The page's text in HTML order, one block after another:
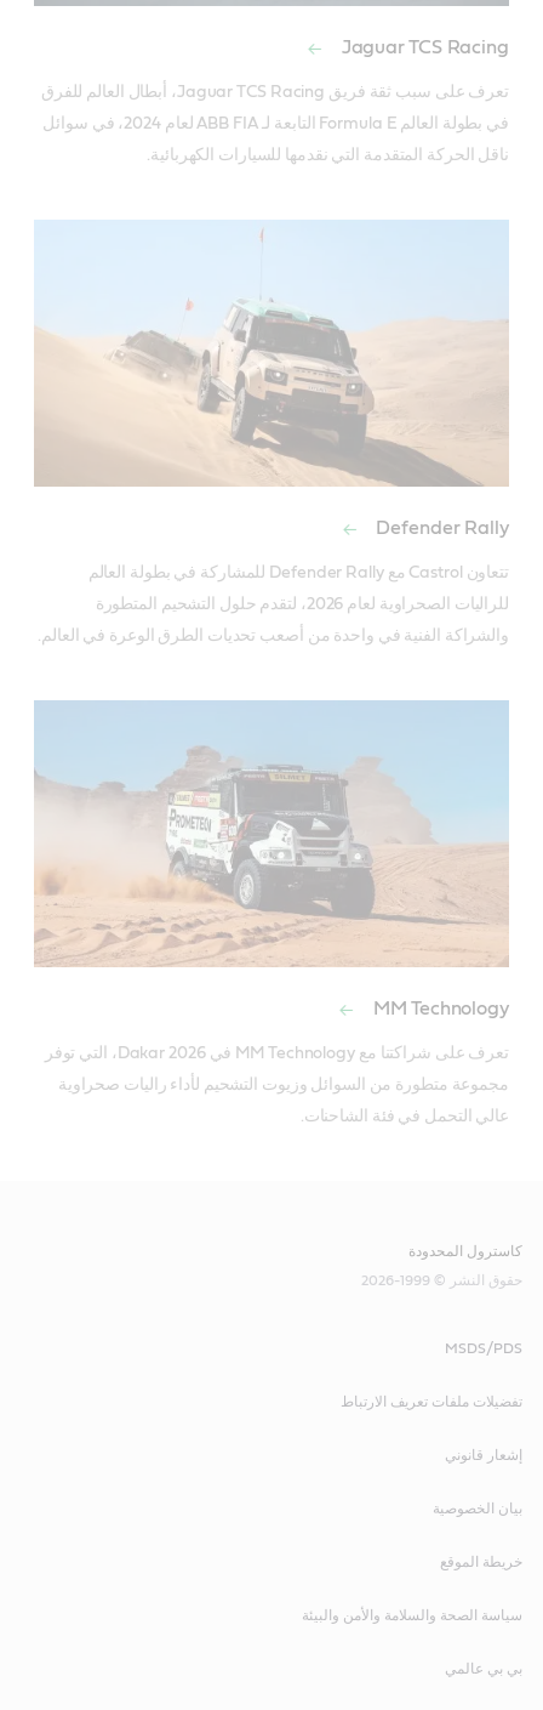
Jaguar TCS Racing
ناقل الحركة المتقدمة التي نقدمها للسيارات الكهربائية.
Defender Rally
والشراكة الفنية في واحدة من أصعب تحديات الطرق الوعرة في العالم.
MM Technology
عالي التحمل في فئة الشاحنات.
كاسترول المحدودة
حقوق النشر © 1999-2026
MSDS/PDS
تفضيلات ملفات تعريف الارتباط
إشعار قانوني
بيان الخصوصية
خريطة الموقع
سياسة الصحة والسلامة والأمن والبيئة
بي بي عالمي